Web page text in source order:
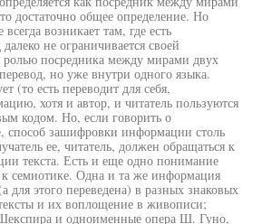
достаточно общее определение. Но
возникает там, где есть
не ограничивается своей
ролью посредника между мирами двух
но уже внутри одного языка.
(то есть переводит для себя,
хотя и автор, и читатель пользуются
кодом. Но, если говорить о
способ зашифровки информации столь
ее, читатель, должен обращаться к
текста. Есть и еще одно понимание
к семиотике. Одна и та же информация
для этого переведена) в разных знаковых
и их воплощение в живописи;
и одноименные опера Ш. Гуно,